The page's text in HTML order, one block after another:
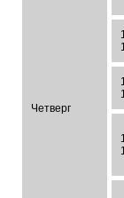
Четверг